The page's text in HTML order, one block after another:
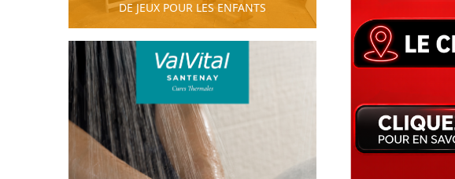
DE JEUX POUR LES ENFANTS